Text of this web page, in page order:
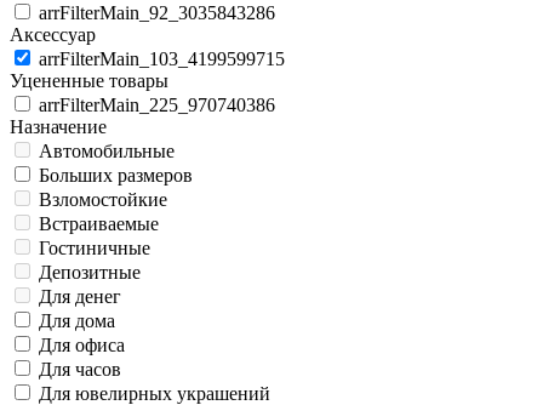
arrFilterMain_92_3035843286
Аксессуар
arrFilterMain_103_4199599715
Уцененные товары
arrFilterMain_225_970740386
Назначение
Автомобильные
Больших размеров
Взломостойкие
Встраиваемые
Гостиничные
Депозитные
Для денег
Для дома
Для офиса
Для часов
Для ювелирных украшений